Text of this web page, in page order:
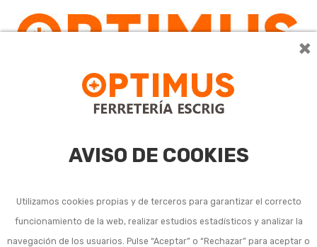
×
AVISO DE COOKIES
Utilizamos cookies propias y de terceros para garantizar el correcto
funcionamiento de la web, realizar estudios estadísticos y analizar la
navegación de los usuarios. Pulse “Aceptar” o “Rechazar” para aceptar o